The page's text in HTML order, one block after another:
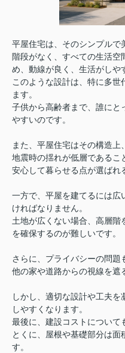
平屋住宅は、そのシンプルで
階段がなく、すべての生活空
め、動線が良く、生活がしや
このような設計は、特に多世
ます。
子供から高齢者まで、誰にと
やすいのです。
また、平屋住宅はその構造上
地震時の揺れが低層であるこ
安心して暮らせる点が選ばれ
一方で、平屋を建てるには広
ければなりません。
土地が広くない場合、高層階
を確保するのが難しいです。
さらに、プライバシーの問題
他の家や道路からの視線を遮
しかし、適切な設計や工夫
しやすくなります。
最後に、建設コストについて
とくに、屋根や基礎部分は面
す。